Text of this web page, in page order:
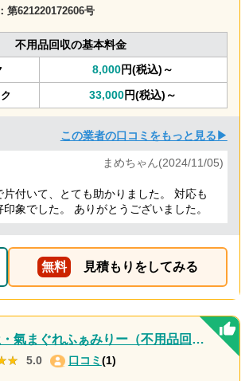
第621220172606号
不用品回収の基本料金
8,000円(税込)～
33,000円(税込)～
この業者の口コミをもっと見る▶
まめちゃん(2024/11/05)
片付いて、とても助かりました。 対応も
象でした。 ありがとうございました。
無料 見積もりをしてみる
便利屋・氣まぐれふぁみりー（不用品回収・遺品整理・お墓参り代行等、幅広く対応しております）
5.0 口コミ (1)